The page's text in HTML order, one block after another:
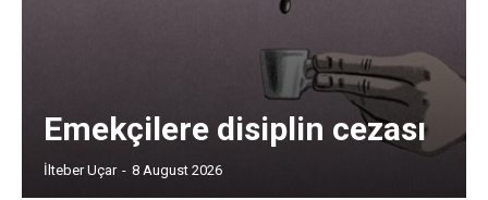
Emekçilere disiplin cezası
İlteber Uçar - 8 August 2026